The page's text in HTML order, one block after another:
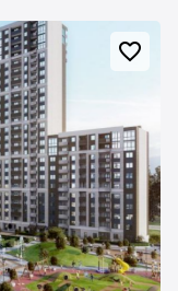
